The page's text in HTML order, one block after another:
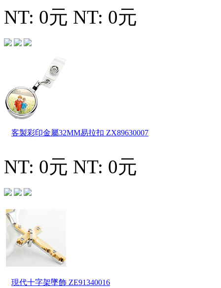
NT: 0元 NT: 0元
客製彩印金屬32MM易拉扣 ZX89630007
NT: 0元 NT: 0元
現代十字架墜飾 ZE91340016